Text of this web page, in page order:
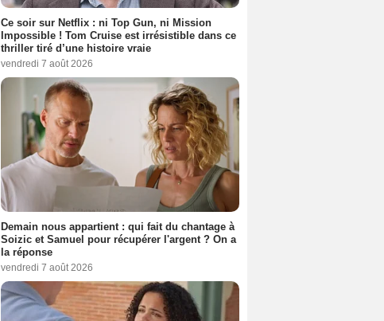
Ce soir sur Netflix : ni Top Gun, ni Mission
Impossible ! Tom Cruise est irrésistible dans ce
thriller tiré d’une histoire vraie
vendredi 7 août 2026
Demain nous appartient : qui fait du chantage à
Soizic et Samuel pour récupérer l'argent ? On a
la réponse
vendredi 7 août 2026